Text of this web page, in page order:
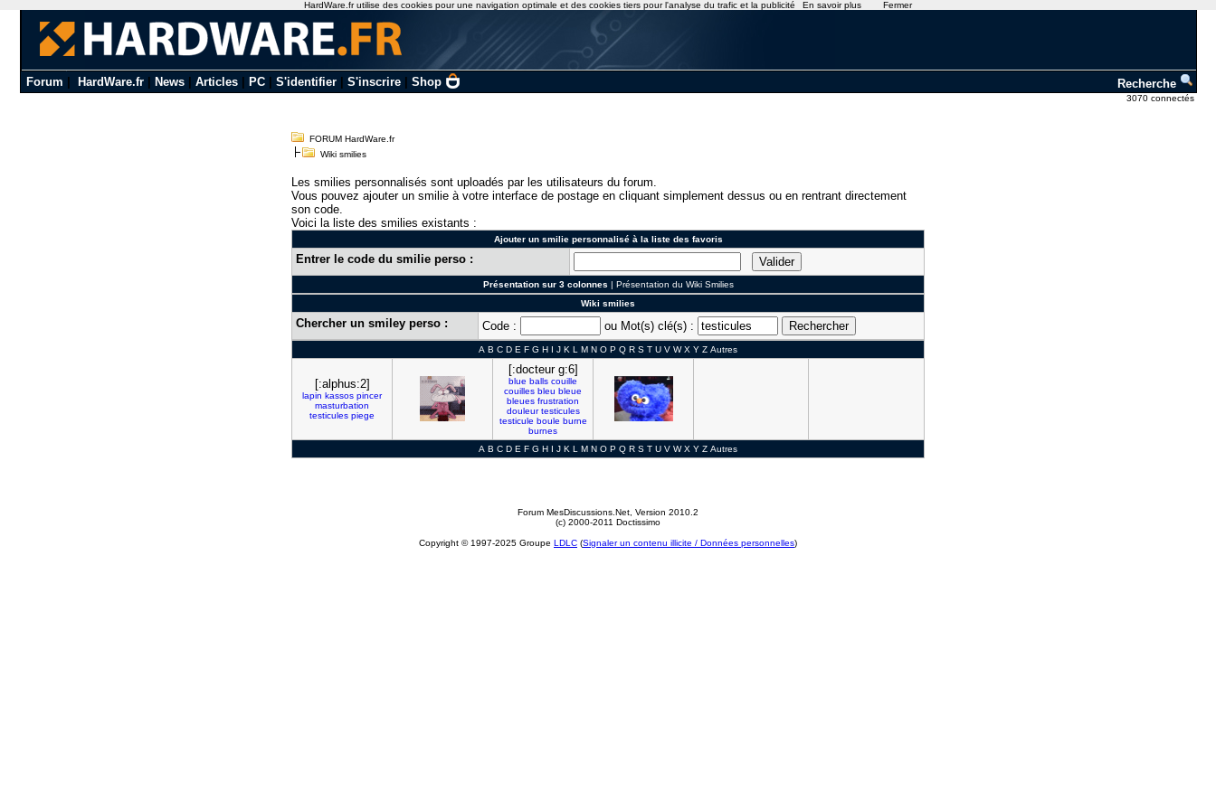
Forum HardWare.fr| News| Articles| PC| S'identifier| S'inscrire| Shop Recherche
3070 connectés
FORUM HardWare.fr
Wiki smilies
Les smilies personnalisés sont uploadés par les utilisateurs du forum.
Vous pouvez ajouter un smilie à votre interface de postage en cliquant simplement dessus ou en rentrant directement
son code.
Voici la liste des smilies existants :
Ajouter un smilie personnalisé à la liste des favoris
Entrer le code du smilie perso :
Présentation sur 3 colonnes | Présentation du Wiki Smilies
Wiki smilies
Chercher un smiley perso : Code : ou Mot(s) clé(s) :
A B C D E F G H I J K L M N O P Q R S T U V W X Y Z Autres
[:alphus:2]
lapin kassos pincer
masturbation
testicules piege
[:docteur g:6]
blue balls couille
couilles bleu bleue
bleues frustration
douleur testicules
testicule boule burne
burnes
A B C D E F G H I J K L M N O P Q R S T U V W X Y Z Autres
Forum MesDiscussions.Net , Version 2010.2
(c) 2000-2011 Doctissimo
Copyright © 1997-2025 Groupe LDLC (Signaler un contenu illicite / Données personnelles)
HardWare.fr utilise des cookies pour une navigation optimale et des cookies tiers pour l'analyse du trafic et la publicité En savoir plus Fermer